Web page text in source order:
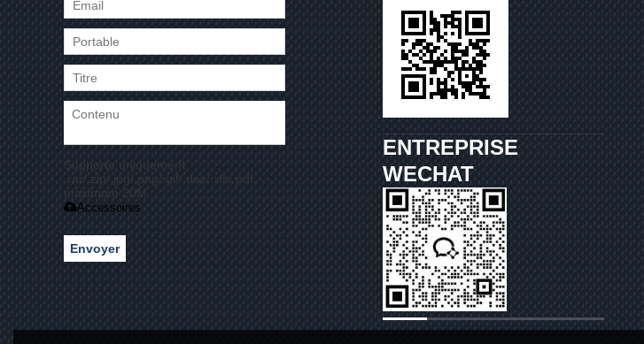
Supporte uniquement
.rar/.zip/.jpg/.png/.gif/.doc/.xls/.pdf,
maximum 20M
Accessoires
Envoyer
ENTREPRISE
WECHAT